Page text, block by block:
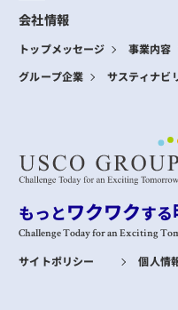
もっとワクワクする
Challenge Today for an Exciting
サイトポリシー 個人情
会社情報
トップメッセージ 事業内容
グループ企業 サスティナビ